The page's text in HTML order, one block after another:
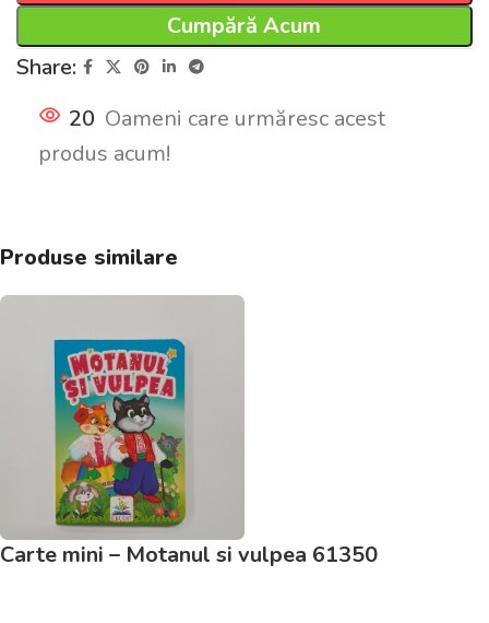
Cumpără Acum
Share:
20 Oameni care urmăresc acest
produs acum!
Produse similare
Carte mini – Motanul si vulpea 61350